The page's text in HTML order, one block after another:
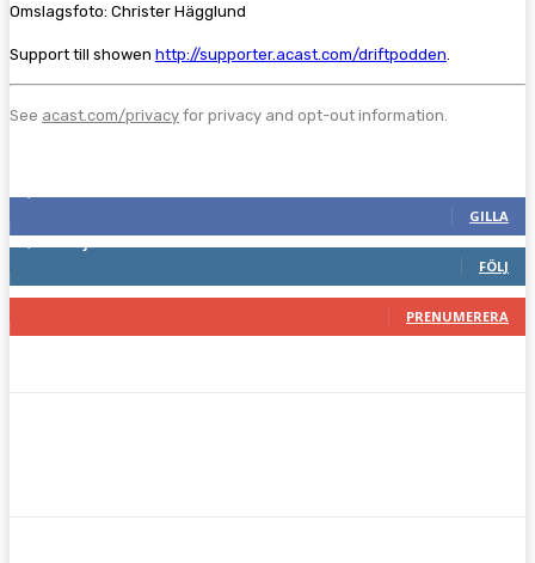
Omslagsfoto: Christer Hägglund
Support till showen http://supporter.acast.com/driftpodden
See acast.com/privacy for privacy and opt-out information.
GILLA
FÖLJ
PRENUMERERA